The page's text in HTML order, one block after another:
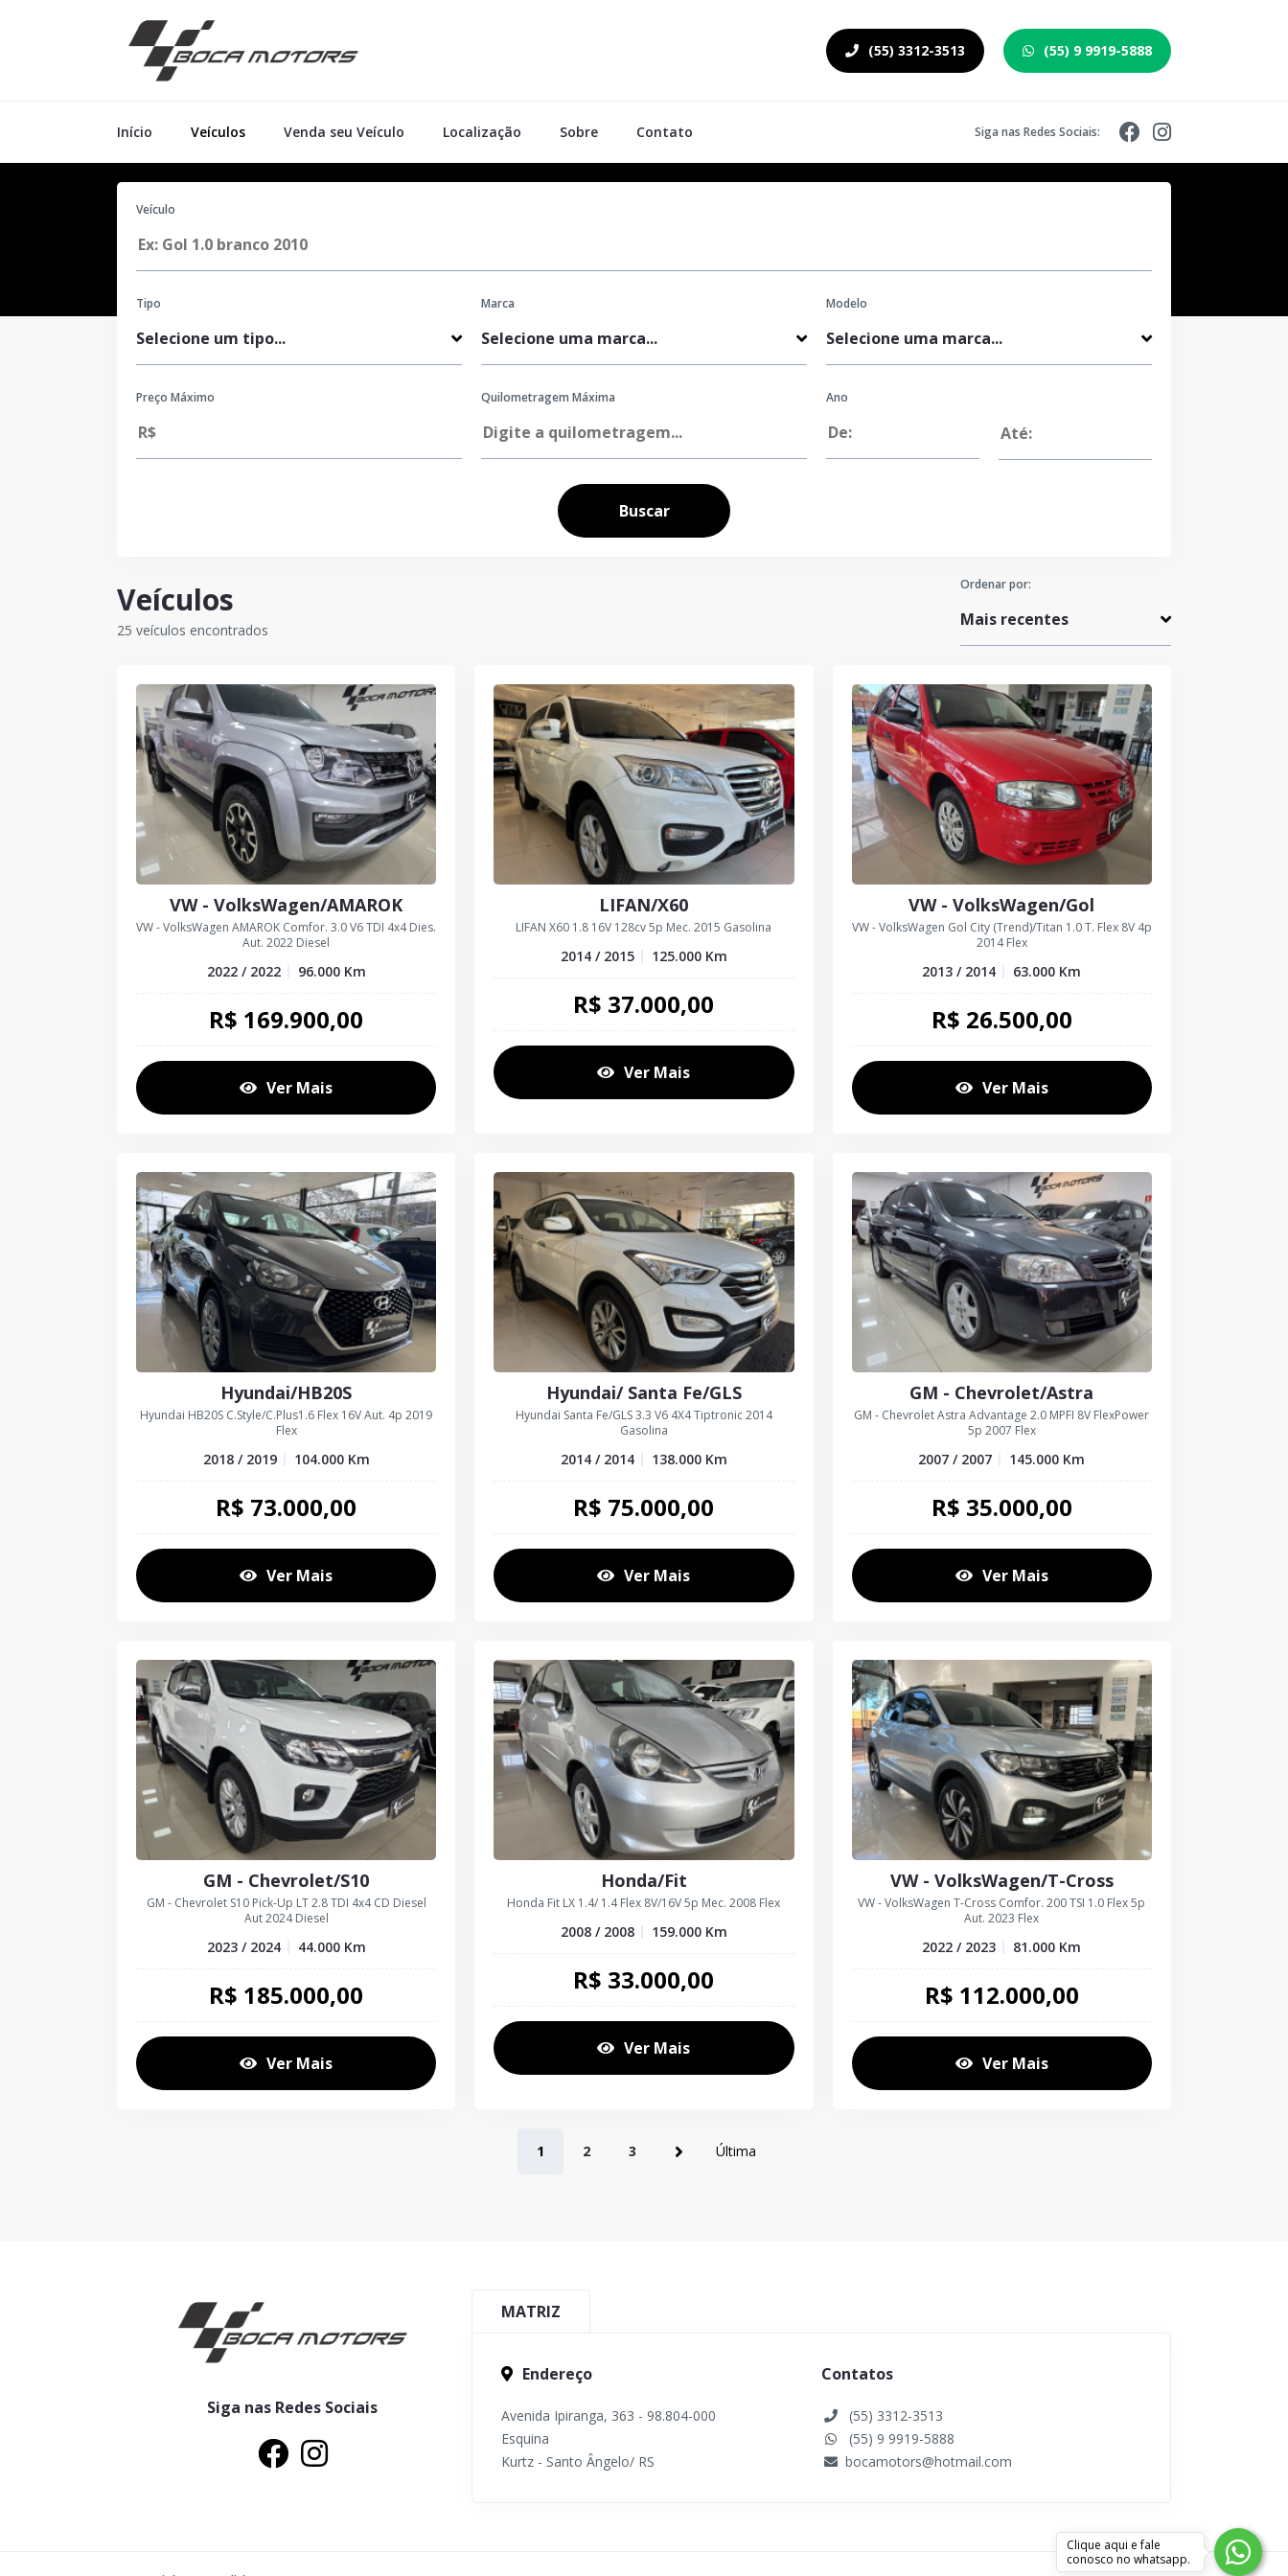
(55) 3312-3513 (55) 9 9919-5888
Início Veículos Venda seu Veículo Localização Sobre Contato Siga nas Redes Sociais:
Veículo
Tipo Marca Modelo
Preço Máximo Quilometragem Máxima Ano
Buscar
Veículos
25 veículos encontrados
Ordenar por:
VW - VolksWagen/AMAROK
VW - VolksWagen AMAROK Comfor. 3.0 V6 TDI 4x4 Dies.
Aut. 2022 Diesel
2022 / 2022 96.000Km
R$ 169.900,00
Ver Mais
LIFAN/X60
LIFAN X60 1.8 16V 128cv 5p Mec. 2015 Gasolina
2014 / 2015 125.000Km
R$ 37.000,00
Ver Mais
VW - VolksWagen/Gol
VW - VolksWagen Gol City (Trend)/Titan 1.0 T. Flex 8V 4p
2014 Flex
2013 / 2014 63.000 Km
R$ 26.500,00
Ver Mais
Hyundai/HB20S
Hyundai HB20S C.Style/C.Plus1.6 Flex 16V Aut. 4p 2019
Flex
2018 / 2019 104.000Km
R$ 73.000,00
Ver Mais
Hyundai/ Santa Fe/GLS
Hyundai Santa Fe/GLS 3.3 V6 4X4 Tiptronic 2014
Gasolina
2014 / 2014 138.000Km
R$ 75.000,00
Ver Mais
GM - Chevrolet/Astra
GM - Chevrolet Astra Advantage 2.0 MPFI 8V FlexPower
5p 2007 Flex
2007 / 2007 145.000 Km
R$ 35.000,00
Ver Mais
GM - Chevrolet/S10
GM - Chevrolet S10 Pick-Up LT 2.8 TDI 4x4 CD Diesel
Aut 2024 Diesel
2023 / 2024 44.000Km
R$ 185.000,00
Ver Mais
Honda/Fit
Honda Fit LX 1.4/ 1.4 Flex 8V/16V 5p Mec. 2008 Flex
2008 / 2008 159.000Km
R$ 33.000,00
Ver Mais
VW - VolksWagen/T-Cross
VW - VolksWagen T-Cross Comfor. 200 TSI 1.0 Flex 5p
Aut. 2023 Flex
2022 / 2023 81.000 Km
R$ 112.000,00
Ver Mais
1 2 3 Última
Siga nas Redes Sociais
MATRIZ
Endereço
Avenida Ipiranga, 363 - 98.804-000
Esquina
Kurtz - Santo Ângelo/ RS
Contatos
(55) 3312-3513
(55) 9 9919-5888
bocamotors@hotmail.com
Clique aqui e fale
conosco no whatsapp.